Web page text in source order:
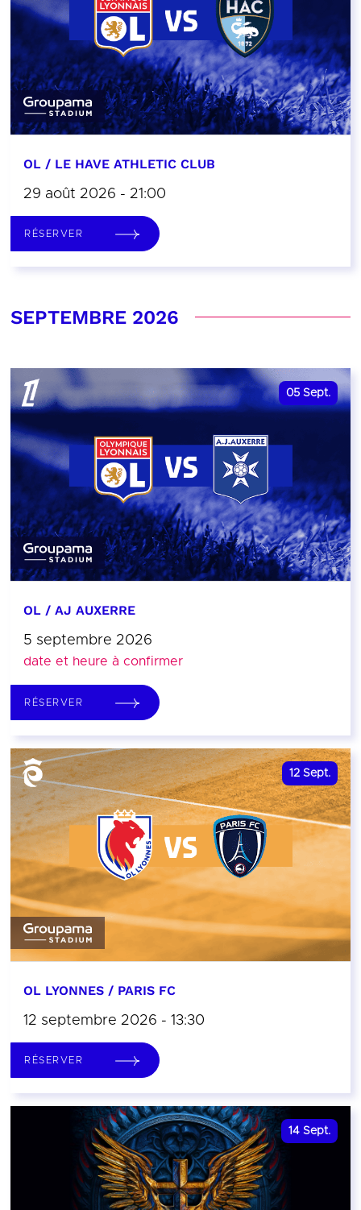
OL / LE HAVE ATHLETIC CLUB
29 août 2026 - 21:00
RÉSERVER
SEPTEMBRE 2026
05 Sept.
OL / AJ AUXERRE
5 septembre 2026
date et heure à confirmer
RÉSERVER
12 Sept.
OL LYONNES / PARIS FC
12 septembre 2026 - 13:30
RÉSERVER
14 Sept.